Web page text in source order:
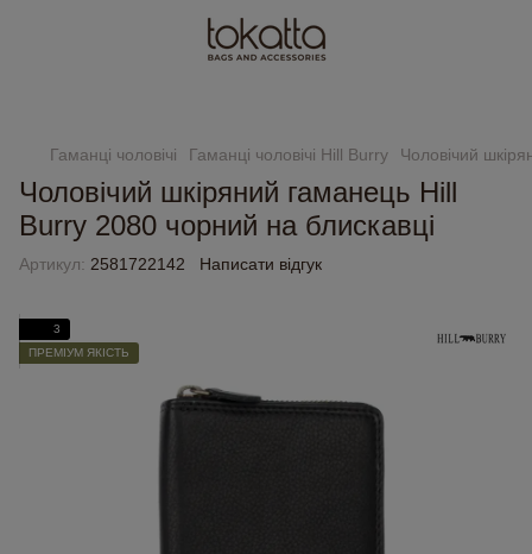
Гаманці чоловічі Гаманці чоловічі Hill Burry Чоловічий
Чоловічий шкіряний гаманець Hill
Burry 2080 чорний на блискавці
Артикул: 2581722142 Написати відгук
3
ПРЕМІУМ ЯКІСТЬ